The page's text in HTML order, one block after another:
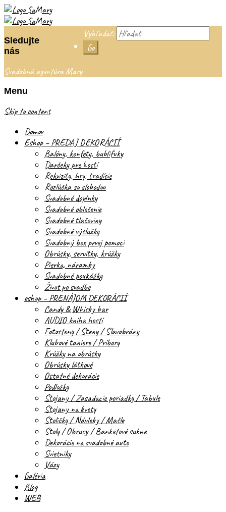
Sledujte
nás
Vyhľadať:
Svadobná agentúra Mary
Menu
Skip to content
Domov
Eshop – PREDAJ DEKORÁCIÍ
Balóny, konfety, bublifuky
Darčeky pre hostí
Rekvizity, hry, tradície
Rozlúčka so slobodou
Svadobné doplnky
Svadobné oblečenie
Svadobné tlačoviny
Svadobné výslužky
Svadobný box prvej pomoci
Obrúsky, servítky, krúžky
Pierka, náramky
Svadobné poukážky
Život po svadbe
eshop – PRENÁJOM DEKORÁCIÍ
Candy & Whisky bar
AUDIO kniha hostí
Fotosteny / Steny / Slavobrány
Klubové taniere / Príbory
Krúžky na obrúsky
Obrúsky látkové
Ostatné dekorácie
Podložky
Stojany / Zasadacie poriadky / Tabule
Stojany na kvety
Stoličky / Návleky / Mašle
Stoly / Obrusy / Banketové sukne
Dekorácie na svadobné auto
Svietniky
Vázy
Galéria
Blog
WEB